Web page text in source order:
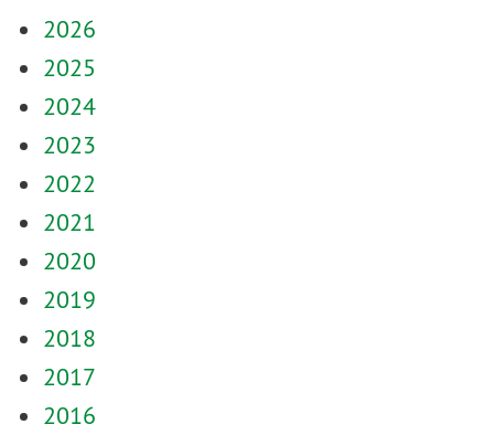
2026
2025
2024
2023
2022
2021
2020
2019
2018
2017
2016